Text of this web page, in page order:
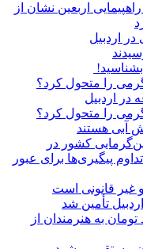
اربعین نشان از
در اردبیل
را متحول کرد؟
را متحول کرد؟
کشور در
پیگیری‌ها برای عبور
غیر قانونی است
بیش از ۱۰۰ میلیارد تومان به هنرمندان از